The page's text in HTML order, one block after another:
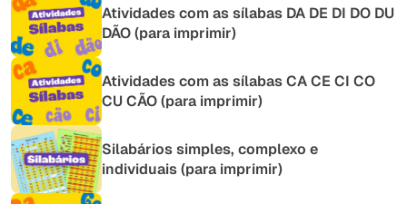
Atividades com as sílabas DA DE DI DO DU
DÃO (para imprimir)
Atividades com as sílabas CA CE CI CO
CU CÃO (para imprimir)
Silabários simples, complexo e
individuais (para imprimir)